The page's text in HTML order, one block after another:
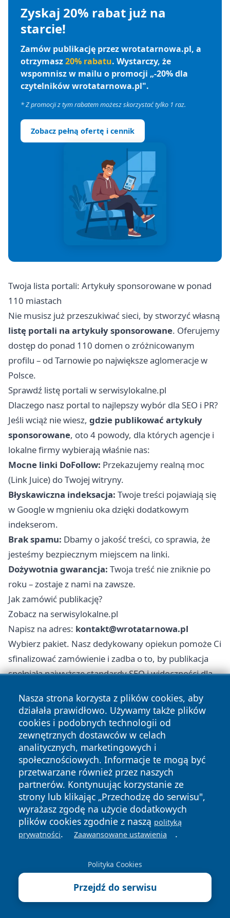
Zyskaj 20% rabat już na
starcie!
Zamów publikację przez wrotatarnowa.pl, a
otrzymasz20% rabatu. Wystarczy, że
wspomnisz w mailu o promocji „-20% dla
czytelników wrotatarnowa.pl".
* Z promocji z tym rabatem możesz skorzystać tylko 1 raz.
Zobacz pełną ofertę i cennik
Twoja lista portali: Artykuły sponsorowane w ponad
110 miastach
Nie musisz już przeszukiwać sieci, by stworzyć własną
listę portali na artykuły sponsorowane. Oferujemy
dostęp do ponad 110 domen o zróżnicowanym
profilu – od Tarnowie po największe aglomeracje w
Polsce.
Sprawdź listę portali w serwisylokalne.pl
Dlaczego nasz portal to najlepszy wybór dla SEO i PR?
Jeśli wciąż nie wiesz, gdzie publikować artykuły
sponsorowane, oto 4 powody, dla których agencje i
lokalne firmy wybierają właśnie nas:
Mocne linki DoFollow: Przekazujemy realną moc
(Link Juice) do Twojej witryny.
Błyskawiczna indeksacja: Twoje treści pojawiają się
w Google w mgnieniu oka dzięki dodatkowym
indekserom.
Brak spamu: Dbamy o jakość treści, co sprawia, że
jesteśmy bezpiecznym miejscem na linki.
Dożywotnia gwarancja: Twoja treść nie zniknie po
roku – zostaje z nami na zawsze.
Jak zamówić publikację?
Zobacz na serwisylokalne.pl
Napisz na adres: kontakt@wrotatarnowa.pl
Wybierz pakiet. Nasz dedykowany opiekun pomoże Ci
sfinalizować zamówienie i zadba o to, by publikacja
spełniała najwyższe standardy SEO i widoczności dla
Nasza strona korzysta z plików cookies, aby
działała prawidłowo. Używamy także plików
cookies i podobnych technologii od
zewnętrznych dostawców w celach
analitycznych, marketingowych i
społecznościowych. Informacje te mogą być
przetwarzane również przez naszych
partnerów. Kontynuując korzystanie ze
strony lub klikając „Przechodzę do serwisu",
wyrażasz zgodę na użycie dodatkowych
plików cookies zgodnie z naszą polityką
prywatności. Zaawansowane ustawienia .
Polityka Cookies
Przejdź do serwisu
Copyright © 2026 wrotatarnowa.pl Wszystkie prawa
zastrzeżone.
News Autorzy
Polityka
Prywatności
Polityka
Cookies